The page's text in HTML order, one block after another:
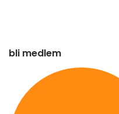
bli medlem